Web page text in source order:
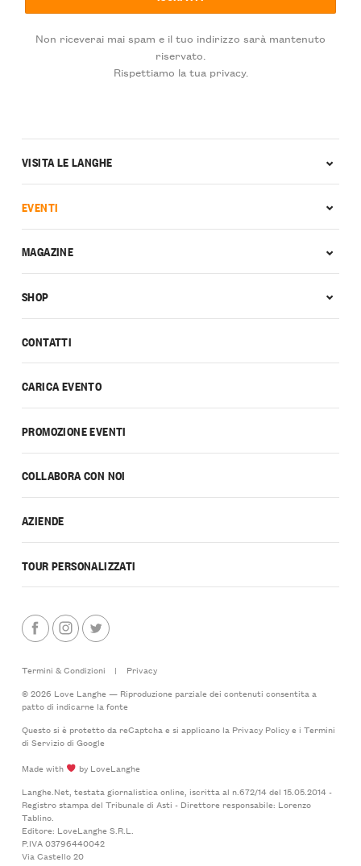
Non riceverai mai spam e il tuo indirizzo sarà mantenuto
riservato.
Rispettiamo la tua privacy.
CONTATTI
CARICA EVENTO
PROMOZIONE EVENTI
COLLABORA CON NOI
AZIENDE
TOUR PERSONALIZZATI
VISITA LE LANGHE
EVENTI
MAGAZINE
SHOP
Termini & Condizioni |
Privacy
© 2026 Love Langhe — Riproduzione parziale dei contenuti consentita a
patto di indicarne la fonte
Questo si è protetto da reCaptcha e si applicano la Privacy Policye i Termini
di Serviziodi Google
Made with
by LoveLanghe
Langhe.Net, testata giornalistica online, iscritta al n.672/14 del 15.05.2014 -
Registro stampa del Tribunale di Asti - Direttore responsabile: Lorenzo
Tablino.
Editore: LoveLanghe S.R.L.
P.IVA 03796440042
Via Castello 20